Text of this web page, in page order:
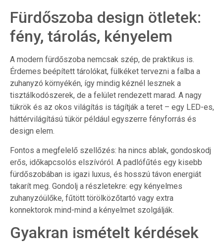
Fürdőszoba design ötletek:
fény, tárolás, kényelem
A modern fürdőszoba nemcsak szép, de praktikus is.
Érdemes beépített tárolókat, fülkéket tervezni a falba a
zuhanyzó környékén, így mindig kéznél lesznek a
tisztálkodószerek, de a felület rendezett marad. A nagy
tükrök és az okos világítás is tágítják a teret – egy LED-es,
háttérvilágítású tükör például egyszerre fényforrás és
design elem.
Fontos a megfelelő szellőzés: ha nincs ablak, gondoskodj
erős, időkapcsolós elszívóról. A padlófűtés egy kisebb
fürdőszobában is igazi luxus, és hosszú távon energiát
takarít meg. Gondolj a részletekre: egy kényelmes
zuhanyzóülőke, fűtött törölközőtartó vagy extra
konnektorok mind-mind a kényelmet szolgálják.
Gyakran ismételt kérdések